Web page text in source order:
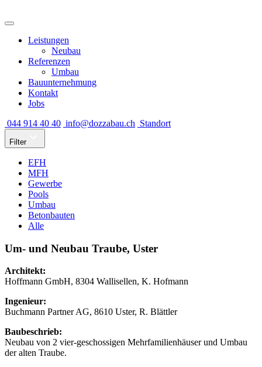
Leistungen
Neubau
Referenzen
Umbau
Bauunternehmung
Kontakt
Jobs
044 914 40 40 info@dozzabau.ch Standort
Filter
EFH
MFH
Gewerbe
Pools
Umbau
Betonbauten
Alle
Um- und Neubau Traube, Uster
Architekt:
Hoffmann GmbH, 8304 Wallisellen, K. Hofmann
Ingenieur:
Buchmann Partner AG, 8610 Uster, R. Blättler
Baubeschrieb:
Neubau von 2 vier-geschossigen Mehrfamilienhäuser und Umbau
der alten Traube.